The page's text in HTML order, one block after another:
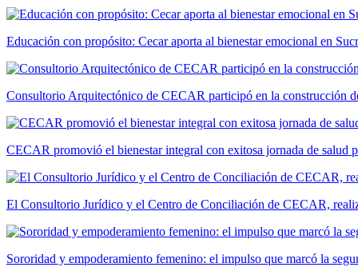
Educación con propósito: Cecar aporta al bienestar emocional en
Consultorio Arquitectónico de CECAR participó en la construcción
CECAR promovió el bienestar integral con exitosa jornada de salud
El Consultorio Jurídico y el Centro de Conciliación de CECAR,
Sororidad y empoderamiento femenino: el impulso que marcó la